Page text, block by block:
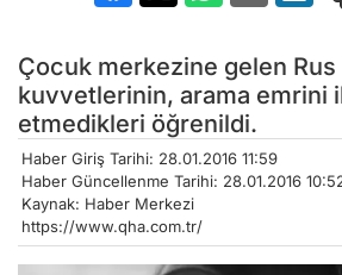
Çocuk merkezine gelen
kuvvetlerinin, arama emrini
etmedikleri öğrenildi.
Haber Giriş Tarihi: 28.01.2016 11:59
Haber Güncellenme Tarihi: 28.01.2016
Kaynak: Haber Merkezi
https://www.qha.com.tr/